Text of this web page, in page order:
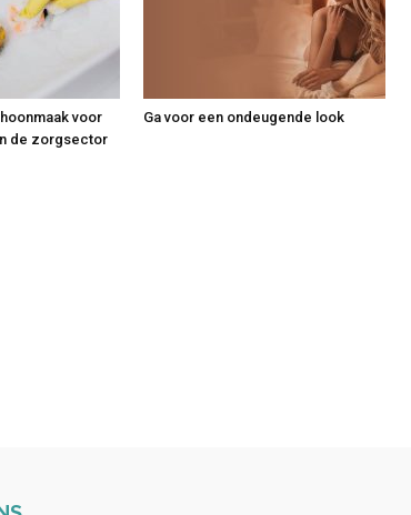
voor
de zorgsector
Ga voor een ondeugende look